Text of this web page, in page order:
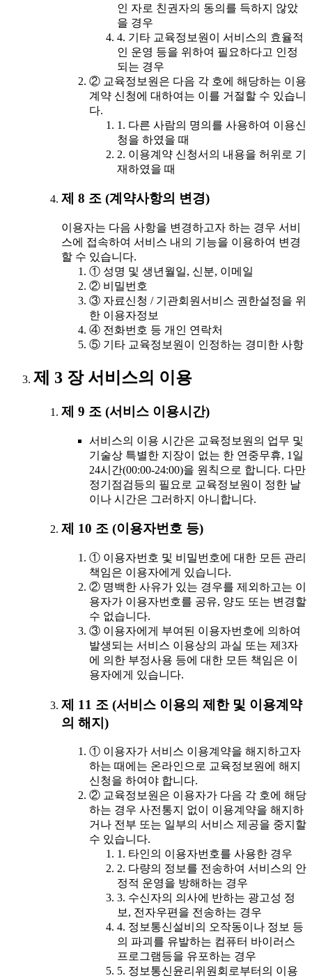
인 자로 친권자의 동의를 득하지 않았
을 경우
4. 기타 교육정보원이 서비스의 효율적
인 운영 등을 위하여 필요하다고 인정
되는 경우
② 교육정보원은 다음 각 호에 해당하는 이용
계약 신청에 대하여는 이를 거절할 수 있습니
다.
1. 다른 사람의 명의를 사용하여 이용신
청을 하였을 때
2. 이용계약 신청서의 내용을 허위로 기
재하였을 때
제 8 조 (계약사항의 변경)
이용자는 다음 사항을 변경하고자 하는 경우 서비
스에 접속하여 서비스 내의 기능을 이용하여 변경
할 수 있습니다.
① 성명 및 생년월일, 신분, 이메일
② 비밀번호
③ 자료신청 / 기관회원서비스 권한설정을 위
한 이용자정보
④ 전화번호 등 개인 연락처
⑤ 기타 교육정보원이 인정하는 경미한 사항
제 3 장 서비스의 이용
제 9 조 (서비스 이용시간)
서비스의 이용 시간은 교육정보원의 업무 및
기술상 특별한 지장이 없는 한 연중무휴, 1일
24시간(00:00-24:00)을 원칙으로 합니다. 다만
정기점검등의 필요로 교육정보원이 정한 날
이나 시간은 그러하지 아니합니다.
제 10 조 (이용자번호 등)
① 이용자번호 및 비밀번호에 대한 모든 관리
책임은 이용자에게 있습니다.
② 명백한 사유가 있는 경우를 제외하고는 이
용자가 이용자번호를 공유, 양도 또는 변경할
수 없습니다.
③ 이용자에게 부여된 이용자번호에 의하여
발생되는 서비스 이용상의 과실 또는 제3자
에 의한 부정사용 등에 대한 모든 책임은 이
용자에게 있습니다.
제 11 조 (서비스 이용의 제한 및 이용계약
의 해지)
① 이용자가 서비스 이용계약을 해지하고자
하는 때에는 온라인으로 교육정보원에 해지
신청을 하여야 합니다.
② 교육정보원은 이용자가 다음 각 호에 해당
하는 경우 사전통지 없이 이용계약을 해지하
거나 전부 또는 일부의 서비스 제공을 중지할
수 있습니다.
1. 타인의 이용자번호를 사용한 경우
2. 다량의 정보를 전송하여 서비스의 안
정적 운영을 방해하는 경우
3. 수신자의 의사에 반하는 광고성 정
보, 전자우편을 전송하는 경우
4. 정보통신설비의 오작동이나 정보 등
의 파괴를 유발하는 컴퓨터 바이러스
프로그램등을 유포하는 경우
5. 정보통신윤리위원회로부터의 이용